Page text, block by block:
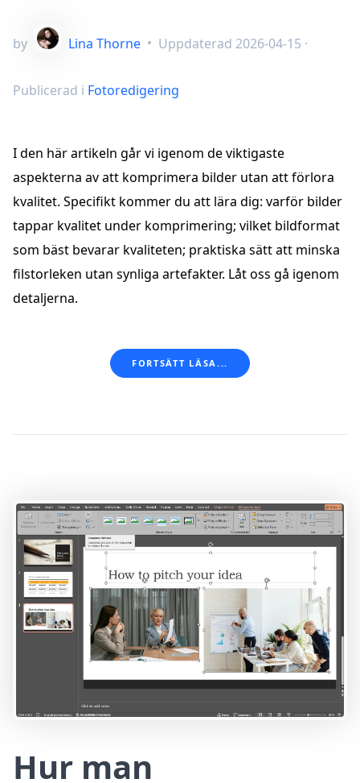
by Lina Thorne • Uppdaterad 2026-04-15 ·
Publicerad i Fotoredigering
I den här artikeln går vi igenom de viktigaste
aspekterna av att komprimera bilder utan att förlora
kvalitet. Specifikt kommer du att lära dig: varför bilder
tappar kvalitet under komprimering; vilket bildformat
som bäst bevarar kvaliteten; praktiska sätt att minska
filstorleken utan synliga artefakter. Låt oss gå igenom
detaljerna.
FORTSÄTT LÄSA...
Hur man